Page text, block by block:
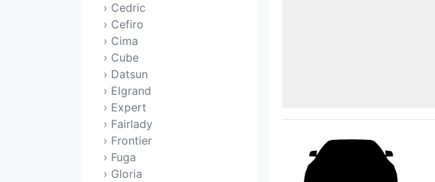
› Cedric
› Cefiro
› Cima
› Cube
› Datsun
› Elgrand
› Expert
› Fairlady
› Frontier
› Fuga
› Gloria